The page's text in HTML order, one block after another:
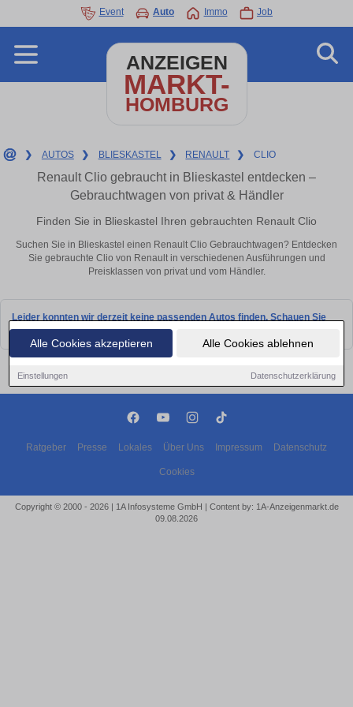
Alle Cookies akzeptieren Alle Cookies ablehnen
Einstellungen Datenschutzerklärung
Event Auto Immo Job
ANZEIGEN
MARKT-
HOMBURG
❯ AUTOS ❯ BLIESKASTEL ❯ RENAULT ❯ CLIO
Renault Clio gebraucht in Blieskastel entdecken –
Gebrauchtwagen von privat & Händler
Finden Sie in Blieskastel Ihren gebrauchten Renault Clio
Suchen Sie in Blieskastel einen Renault Clio Gebrauchtwagen? Entdecken
Sie gebrauchte Clio von Renault in verschiedenen Ausführungen und
Preisklassen von privat und vom Händler.
Leider konnten wir derzeit keine passenden Autos finden. Schauen Sie
bald wieder vorbei!
Ratgeber Presse Lokales Über Uns Impressum Datenschutz
Cookies
Copyright © 2000 - 2026 | 1A Infosysteme GmbH | Content by: 1A-Anzeigenmarkt.de
09.08.2026